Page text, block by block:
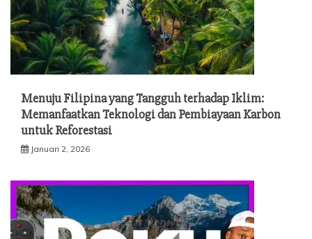
Menuju Filipina yang Tangguh terhadap Iklim:
Memanfaatkan Teknologi dan Pembiayaan Karbon
untuk Reforestasi
Januari 2, 2026